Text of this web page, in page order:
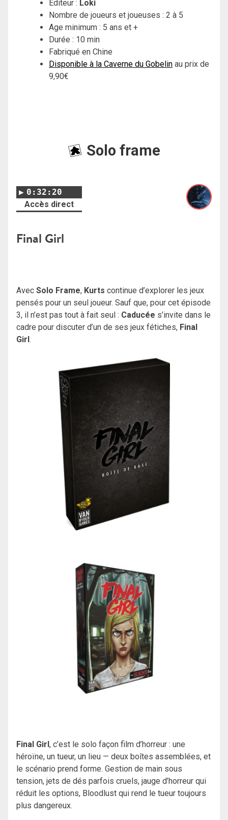
Éditeur : Loki
Nombre de joueurs et joueuses : 2 à 5
Age minimum : 5 ans et +
Durée : 10 min
Fabriqué en Chine
Disponible à la Caverne du Gobelin au prix de
9,90€
Solo frame
0:32:20
Accès direct
Final Girl
Avec Solo Frame, Kurts continue d’explorer les jeux
pensés pour un seul joueur. Sauf que, pour cet épisode
3, il n’est pas tout à fait seul : Caducée s’invite dans le
cadre pour discuter d’un de ses jeux fétiches, Final
Girl.
Final Girl, c’est le solo façon film d’horreur : une
héroïne, un tueur, un lieu — deux boîtes assemblées, et
le scénario prend forme. Gestion de main sous
tension, jets de dés parfois cruels, jauge d’horreur qui
réduit les options, Bloodlust qui rend le tueur toujours
plus dangereux.